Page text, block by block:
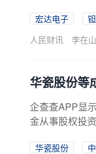
宏达电子
人民财讯
李在山
华瓷股份等
企查查APP显
金从事股权投
华瓷股份